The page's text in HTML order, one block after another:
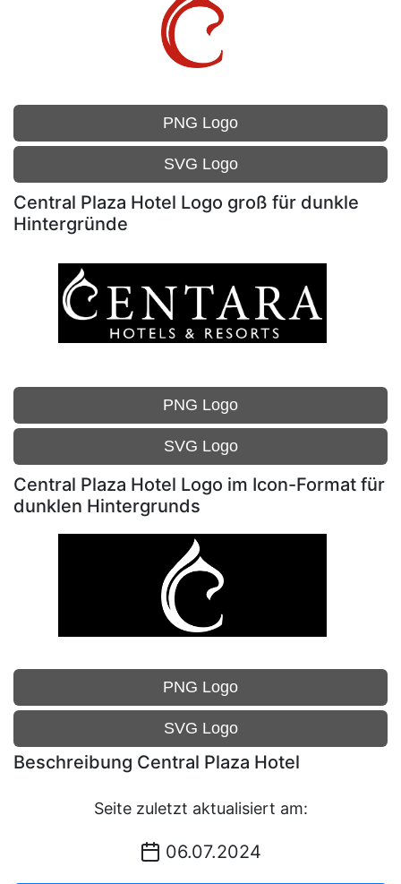
PNG Logo
SVG Logo
Central Plaza Hotel Logo groß für dunkle
Hintergründe
PNG Logo
SVG Logo
Central Plaza Hotel Logo im Icon-Format für
dunklen Hintergrunds
PNG Logo
SVG Logo
Beschreibung Central Plaza Hotel
Seite zuletzt aktualisiert am:
06.07.2024